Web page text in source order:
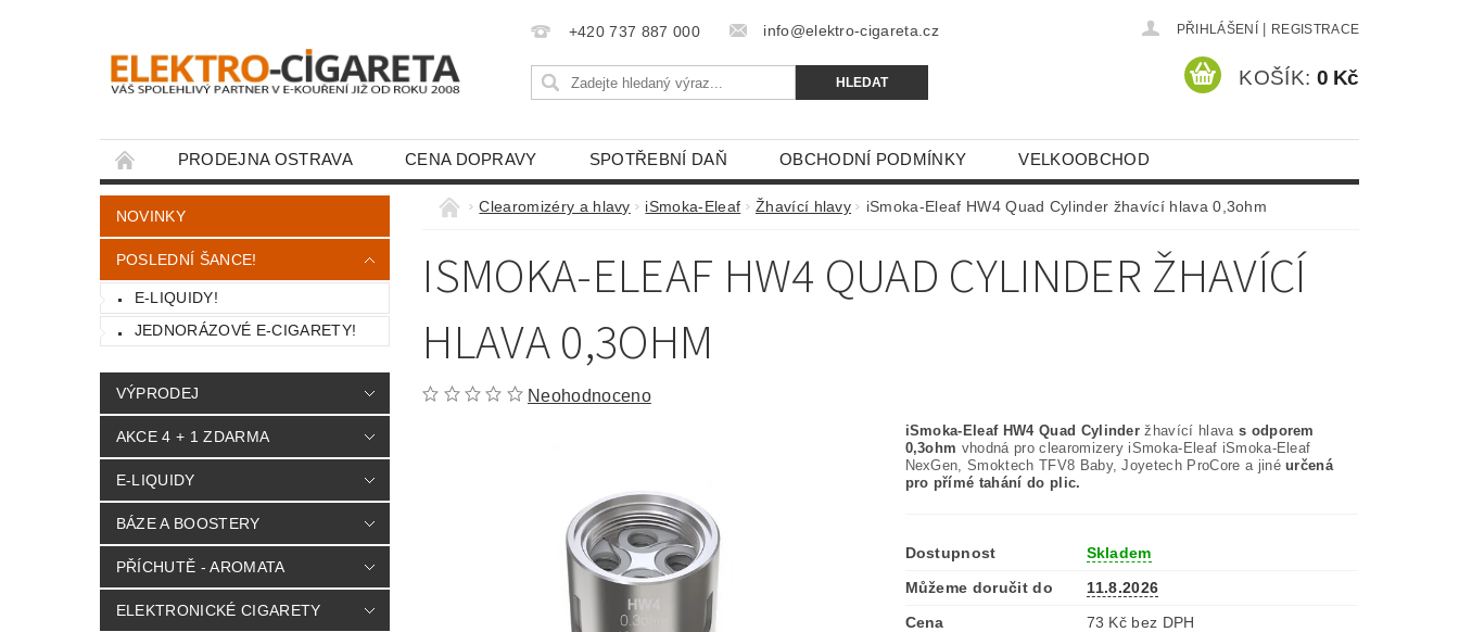
+420 737 887 000 info@elektro-cigareta.cz PŘIHLÁŠENÍ REGISTRACE
KOŠÍK: 0 Kč
PRODEJNA OSTRAVA CENA DOPRAVY SPOTŘEBNÍ DAŇ OBCHODNÍ PODMÍNKY VELKOOBCHOD
KONTAKTY
NOVINKY
POSLEDNÍ ŠANCE!
E-LIQUIDY!
JEDNORÁZOVÉ E-CIGARETY!
VÝPRODEJ
AKCE 4 + 1 ZDARMA
E-LIQUIDY
BÁZE A BOOSTERY
PŘÍCHUTĚ - AROMATA
ELEKTRONICKÉ CIGARETY
Clearomizéry a hlavy iSmoka-Eleaf Žhavící hlavy iSmoka-Eleaf HW4 Quad Cylinder žhavící hlava 0,3ohm
ISMOKA-ELEAF HW4 QUAD CYLINDER ŽHAVÍCÍ
HLAVA 0,3OHM
Neohodnoceno
iSmoka-Eleaf HW4 Quad Cylinder žhavící hlava s odporem
0,3ohm vhodná pro clearomizery iSmoka-Eleaf iSmoka-Eleaf
NexGen, Smoktech TFV8 Baby, Joyetech ProCore a jinéurčená
pro přímé tahání do plic.
Dostupnost
Skladem
Můžeme doručit do
11.8.2026
Cena
73 Kč bez DPH